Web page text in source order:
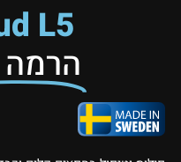
L5
הרמה עד